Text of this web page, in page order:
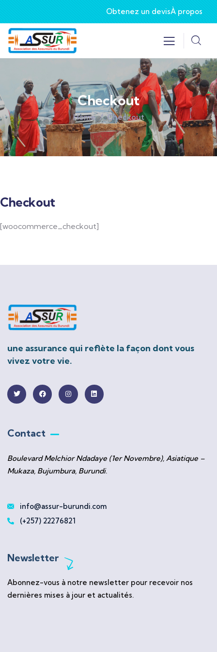
Obtenez un devisÀ propos
Checkout
Home Checkout
Checkout
[woocommerce_checkout]
une assurance qui reflète la façon dont vous
vivez votre vie.
Contact
Boulevard Melchior Ndadaye (1er Novembre), Asiatique –
Mukaza, Bujumbura, Burundi.
info@assur-burundi.com
(+257) 22276821
Newsletter
Abonnez-vous à notre newsletter pour recevoir nos
dernières mises à jour et actualités.